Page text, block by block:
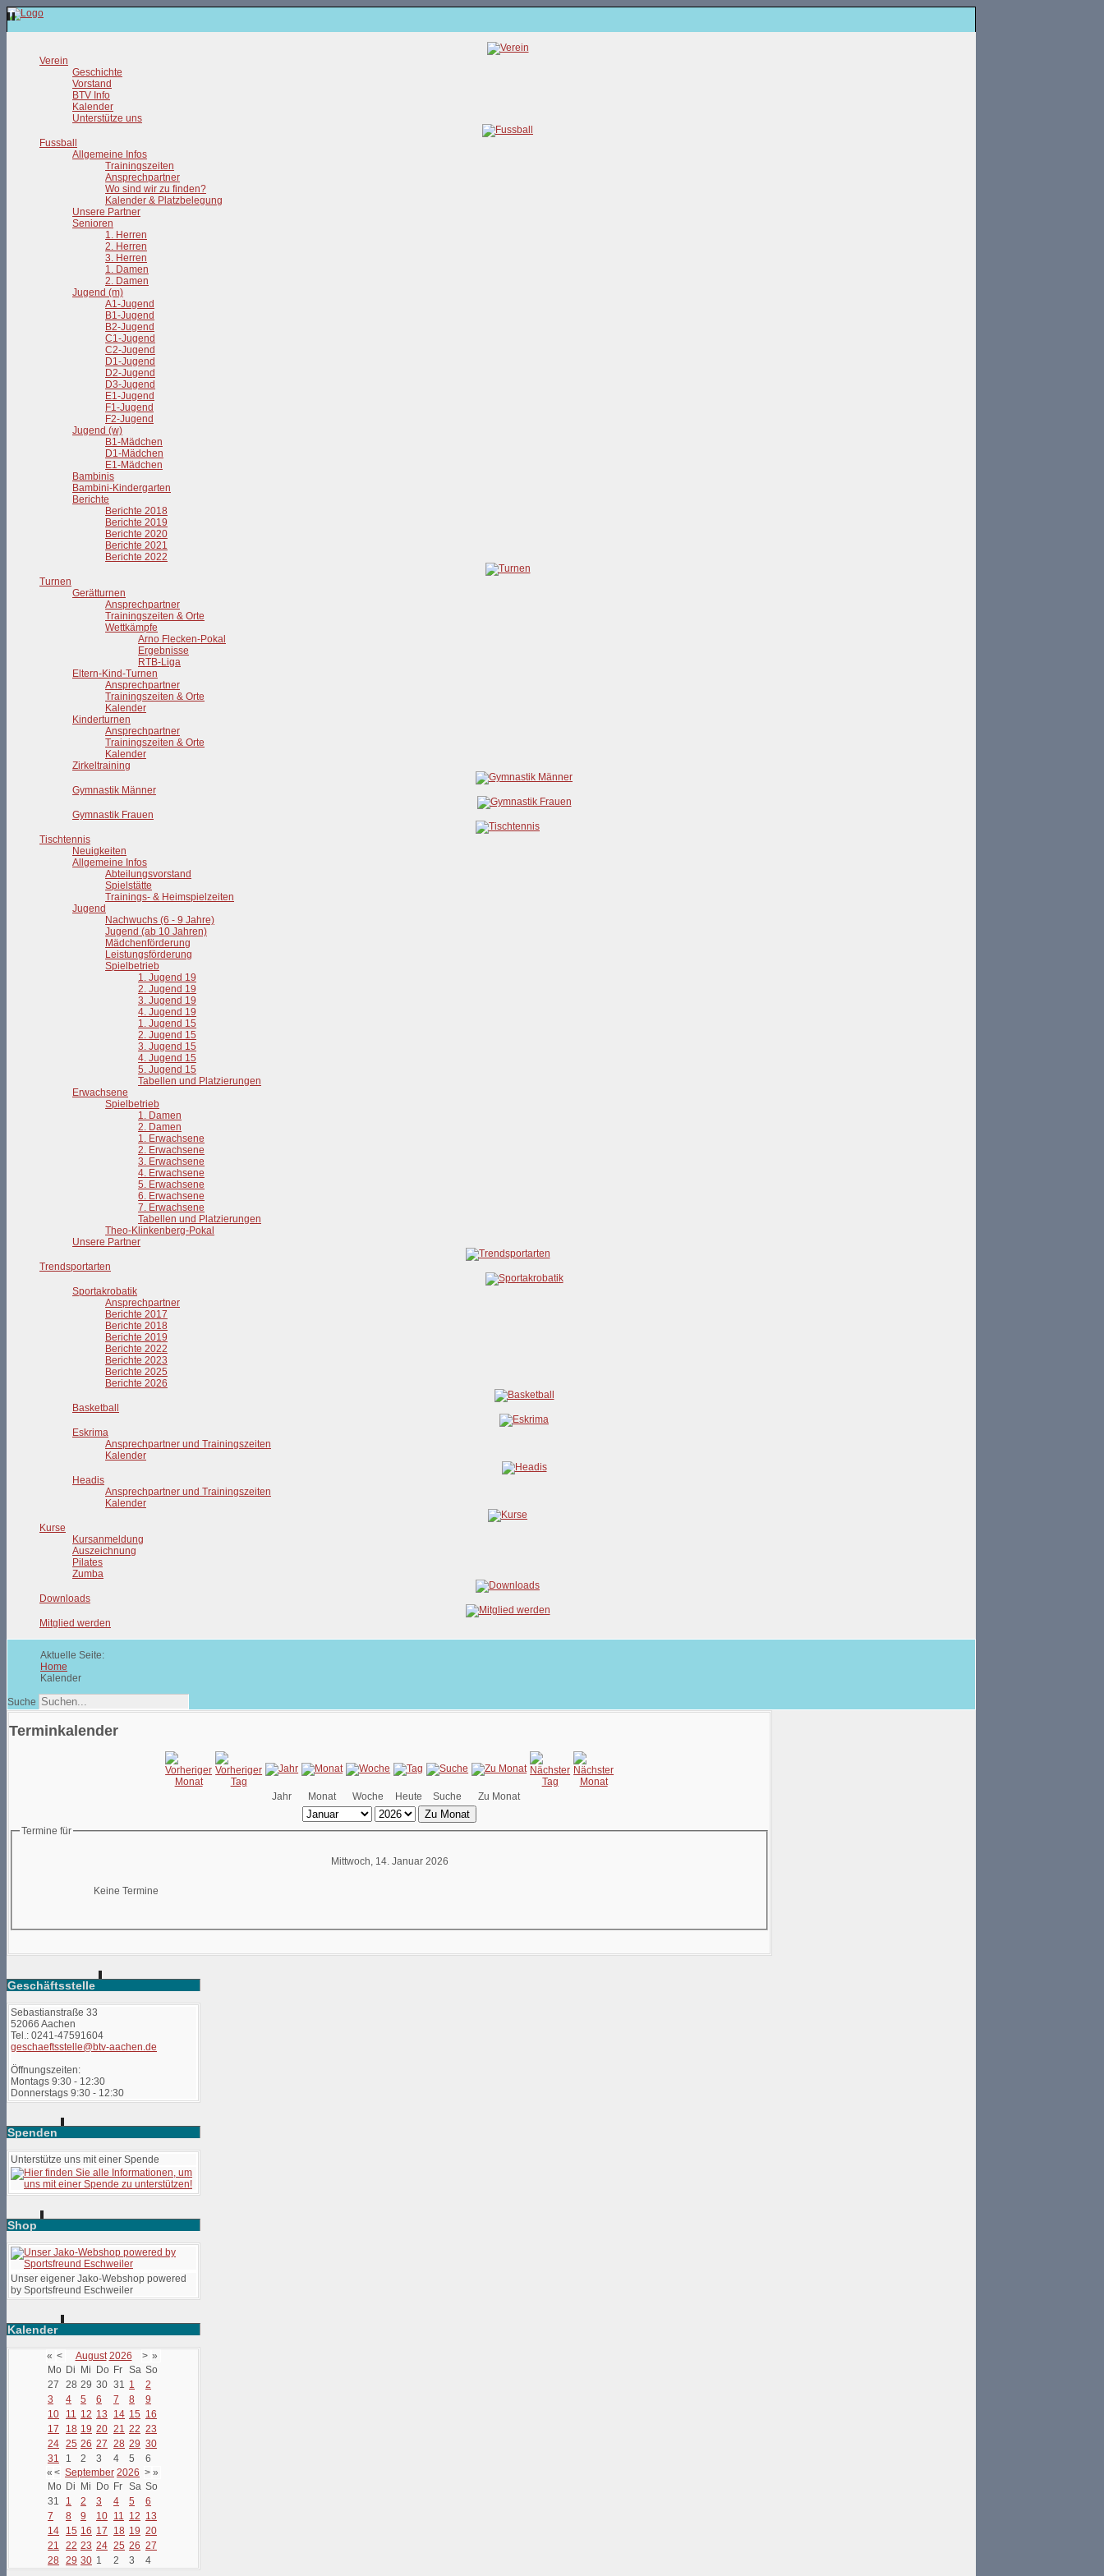
Verein
Geschichte
Vorstand
BTV Info
Kalender
Unterstütze uns
Fussball
Allgemeine Infos
Trainingszeiten
Ansprechpartner
Wo sind wir zu finden?
Kalender & Platzbelegung
Unsere Partner
Senioren
1. Herren
2. Herren
3. Herren
1. Damen
2. Damen
Jugend (m)
A1-Jugend
B1-Jugend
B2-Jugend
C1-Jugend
C2-Jugend
D1-Jugend
D2-Jugend
D3-Jugend
E1-Jugend
F1-Jugend
F2-Jugend
Jugend (w)
B1-Mädchen
D1-Mädchen
E1-Mädchen
Bambinis
Bambini-Kindergarten
Berichte
Berichte 2018
Berichte 2019
Berichte 2020
Berichte 2021
Berichte 2022
Turnen
Gerätturnen
Ansprechpartner
Trainingszeiten & Orte
Wettkämpfe
Arno Flecken-Pokal
Ergebnisse
RTB-Liga
Eltern-Kind-Turnen
Ansprechpartner
Trainingszeiten & Orte
Kalender
Kinderturnen
Ansprechpartner
Trainingszeiten & Orte
Kalender
Zirkeltraining
Gymnastik Männer
Gymnastik Frauen
Tischtennis
Neuigkeiten
Allgemeine Infos
Abteilungsvorstand
Spielstätte
Trainings- & Heimspielzeiten
Jugend
Nachwuchs (6 - 9 Jahre)
Jugend (ab 10 Jahren)
Mädchenförderung
Leistungsförderung
Spielbetrieb
1. Jugend 19
2. Jugend 19
3. Jugend 19
4. Jugend 19
1. Jugend 15
2. Jugend 15
3. Jugend 15
4. Jugend 15
5. Jugend 15
Tabellen und Platzierungen
Erwachsene
Spielbetrieb
1. Damen
2. Damen
1. Erwachsene
2. Erwachsene
3. Erwachsene
4. Erwachsene
5. Erwachsene
6. Erwachsene
7. Erwachsene
Tabellen und Platzierungen
Theo-Klinkenberg-Pokal
Unsere Partner
Trendsportarten
Sportakrobatik
Ansprechpartner
Berichte 2017
Berichte 2018
Berichte 2019
Berichte 2022
Berichte 2023
Berichte 2025
Berichte 2026
Basketball
Eskrima
Ansprechpartner und Trainingszeiten
Kalender
Headis
Ansprechpartner und Trainingszeiten
Kalender
Kurse
Kursanmeldung
Auszeichnung
Pilates
Zumba
Downloads
Mitglied werden
Aktuelle Seite:
Home
Kalender
Suche
Terminkalender
Jahr Monat Woche Heute Suche Zu Monat
Zu Monat
Termine für
Mittwoch, 14. Januar 2026
Keine Termine
Geschäftsstelle
Sebastianstraße 33
52066 Aachen
Tel.: 0241-47591604
geschaeftsstelle@btv-aachen.de
Öffnungszeiten:
Montags 9:30 - 12:30
Donnerstags 9:30 - 12:30
Spenden
Unterstütze uns mit einer Spende
Shop
Unser eigener Jako-Webshop powered
by Sportsfreund Eschweiler
Kalender
« < August 2026 > »
Mo Di Mi Do Fr Sa So
27
28 29 30 31 1
2
3
4 5 6 7 8
9
10
11 12 13 14 15 16
17
18 19 20 21 22 23
24 25 26 27 28 29 30
31
1 2 3 4 5
6
« < September 2026 > »
Mo Di Mi Do Fr Sa So
31
1 2 3 4 5
6
7
8 9 10 11 12 13
14
15 16 17 18 19 20
21
22 23 24 25 26 27
28 29 30 1 2 3 4